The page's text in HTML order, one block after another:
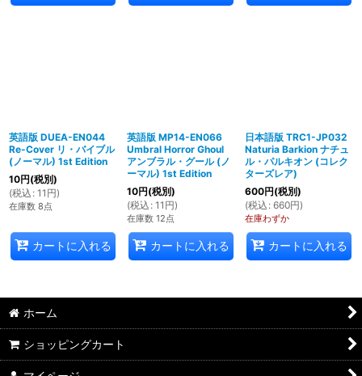
英語版 DUEA-EN044
Re-Cover リ・バイブル
(ノーマル) 1st Edition
10円(税別)
(税込 : 11 円)
在庫数 8点
カートに入れる
英語版 MP14-EN066
Umbral Horror Ghoul
アンブラル・グール (ノ
ーマル) 1st Edition
10円(税別)
(税込 : 11 円)
在庫数 12点
カートに入れる
日本語版 TRC1-JP032
Naturia Barkion ナチュ
ル・パルキオン (コレク
ターズレア)
600円(税別)
(税込 : 660円)
在庫わずか
カートに入れる
ホーム
ショッピングカート